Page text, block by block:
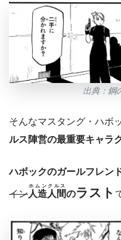
出典：
そんなマスタング・ハボ
ルス陣営の最重要キャラ
ハボックのガールフレン
イン人造人間
ホムンクルス
のラスト